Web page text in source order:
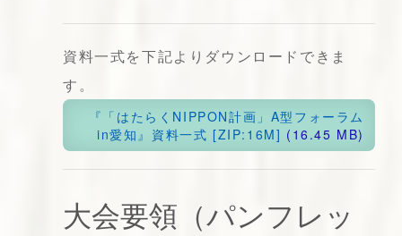
資料一式を下記よりダウンロードできま
す。
『「はたらくNIPPON計画」A型フォーラム
in愛知』資料一式 [ZIP:16M]
大会要領（パンフレッ